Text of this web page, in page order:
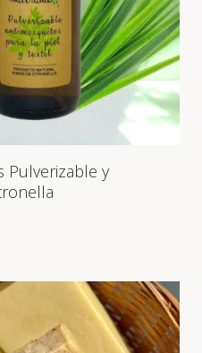
Pulverizable y